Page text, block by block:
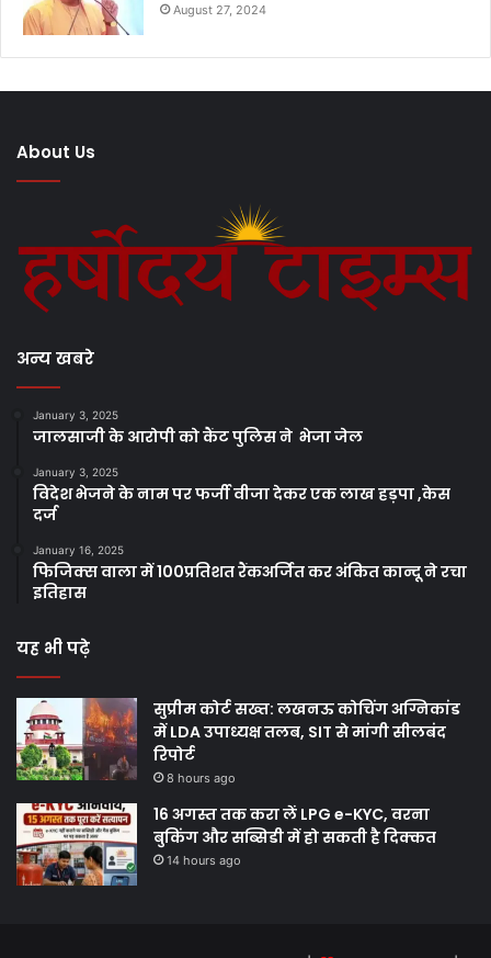
August 27, 2024
About Us
अन्य खबरे
January 3, 2025
जालसाजी के आरोपी को कैंट पुलिस ने भेजा जेल
January 3, 2025
विदेश भेजने के नाम पर फर्जी वीजा देकर एक लाख हड़पा ,केस
दर्ज
January 16, 2025
फिजिक्स वाला में 100प्रतिशत रैंकअर्जित कर अंकित कान्दू ने रचा
इतिहास
यह भी पढ़े
सुप्रीम कोर्ट सख्त: लखनऊ कोचिंग अग्निकांड
में LDA उपाध्यक्ष तलब, SIT से मांगी सीलबंद
रिपोर्ट
8 hours ago
16 अगस्त तक करा लें LPG e-KYC, वरना
बुकिंग और सब्सिडी में हो सकती है दिक्कत
14 hours ago